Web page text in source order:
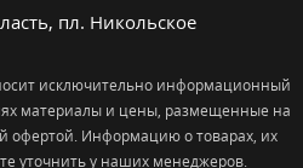
, пл. Никольcкое
исключительно информационный
материалы и цены, размещенные на
офертой. Информацию о товарах, их
уточнить у наших менеджеров.